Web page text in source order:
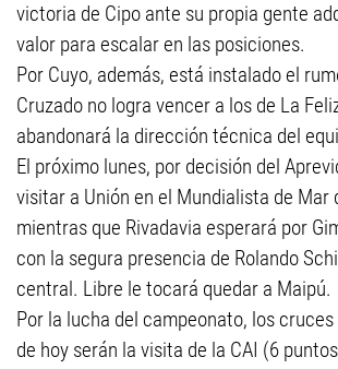
victoria de Cipo ante su propia gente
valor para escalar en las posiciones.
Por Cuyo, además, está instalado el
Cruzado no logra vencer a los de La
abandonará la dirección técnica del
El próximo lunes, por decisión del
visitar a Unión en el Mundialista de Mar
mientras que Rivadavia esperará por
con la segura presencia de Rolando
central. Libre le tocará quedar a Maipú.
Por la lucha del campeonato, los
de hoy serán la visita de la CAI (6